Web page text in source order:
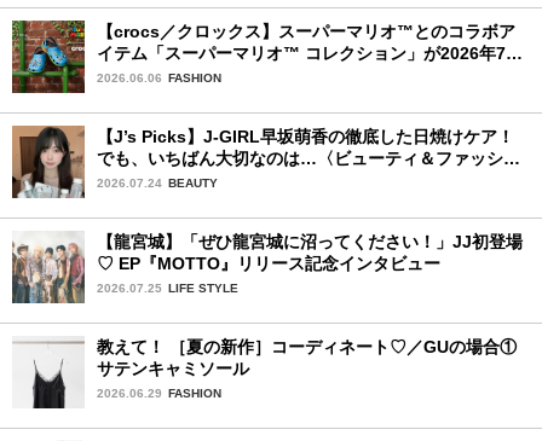
【crocs／クロックス】スーパーマリオ™とのコラボア
イテム「スーパーマリオ™ コレクション」が2026年7月
16日より発売開始！
2026.06.06 FASHION
【J’s Picks】J-GIRL早坂萌香の徹底した日焼けケア！
でも、いちばん大切なのは…〈ビューティ＆ファッショ
ン夏の必需品〉
2026.07.24 BEAUTY
【龍宮城】「ぜひ龍宮城に沼ってください！」JJ初登場
♡ EP『MOTTO』リリース記念インタビュー
2026.07.25 LIFE STYLE
教えて！ ［夏の新作］コーディネート♡／GUの場合①
サテンキャミソール
2026.06.29 FASHION